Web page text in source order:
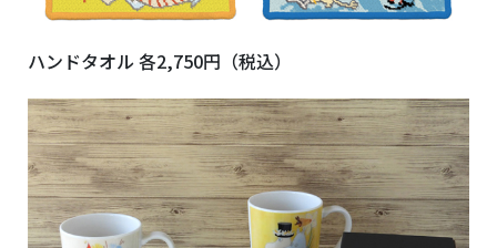
ハンドタオル 各2,750円（税込）